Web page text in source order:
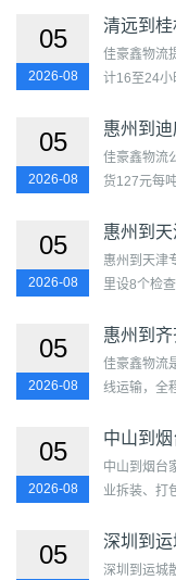
05
2026-08
清远到
佳豪鑫物流
计16至24小
台，运营15
05
2026-08
惠州到
佳豪鑫物流
货127元每
边。...
05
2026-08
惠州到
惠州到天津
里设8个检
区、...
05
2026-08
惠州到
佳豪鑫物流
线运输，全
定点班车...
05
2026-08
中山到
中山到烟台
业拆装、打
05 深圳到
深圳到运城